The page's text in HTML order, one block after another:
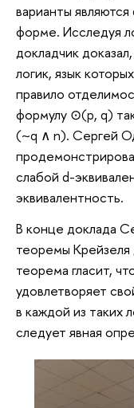
варианты
форме. Исследуя
докладчик
логик, язык
правило
формулу ⊙(p, q)
(~q ∧ n). Сергей
слабой d-
эквивалентность.
В конце доклада
теоремы Крейзеля
теорема гласит,
удовлетворяет
в каждой из таких
следует явная